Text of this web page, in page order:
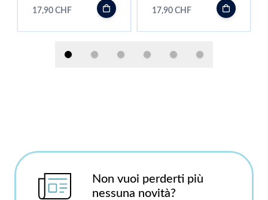
17,90 CHF
/ Acai - 50ml
17,90 CHF
Non vuoi perderti più
nessuna novità?